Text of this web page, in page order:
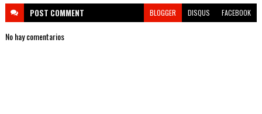
POST COMMENT BLOGGER DISQUS FACEBOOK
No hay comentarios